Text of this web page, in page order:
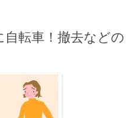
転車！撤去などの